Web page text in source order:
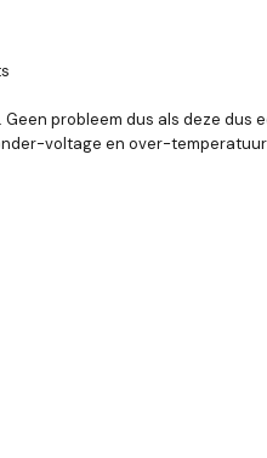
probleem dus als deze dus
voltage en over-temperatuur